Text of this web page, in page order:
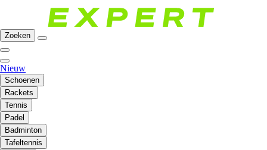
Zoeken
Nieuw
Schoenen
Rackets
Tennis
Padel
Badminton
Tafeltennis